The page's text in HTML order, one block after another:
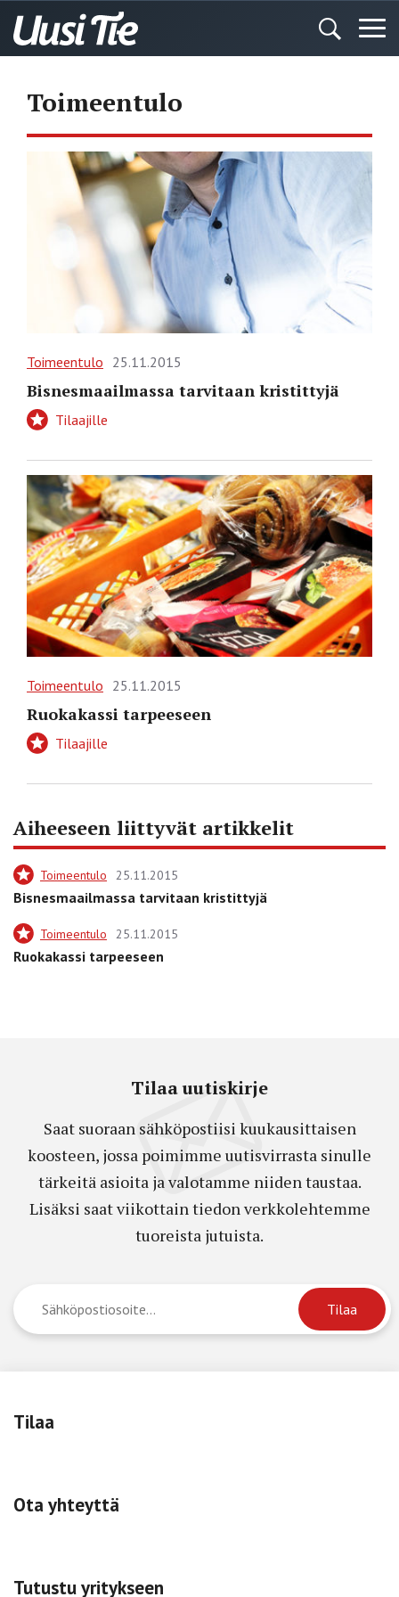
Toimeentulo
Toimeentulo 25.11.2015
Bisnesmaailmassa tarvitaan kristittyjä
Tilaajille
Toimeentulo 25.11.2015
Ruokakassi tarpeeseen
Tilaajille
Aiheeseen liittyvät artikkelit
Toimeentulo 25.11.2015
Bisnesmaailmassa tarvitaan kristittyjä
Toimeentulo 25.11.2015
Ruokakassi tarpeeseen
Tilaa uutiskirje
Saat suoraan sähköpostiisi kuukausittaisen
koosteen, jossa poimimme uutisvirrasta sinulle
tärkeitä asioita ja valotamme niiden taustaa.
Lisäksi saat viikottain tiedon verkkolehtemme
tuoreista jutuista.
Tilaa
Ota yhteyttä
Tutustu yritykseen